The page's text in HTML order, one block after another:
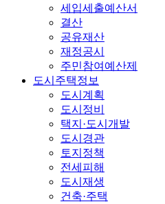
세입세출예산서
결산
공유재산
재정공시
주민참여예산제
도시주택정보
도시계획
도시정비
택지·도시개발
도시경관
토지정책
전세피해
도시재생
건축·주택